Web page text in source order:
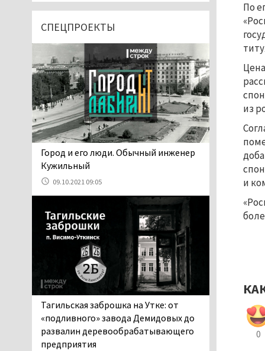
По
из
и
0
В Детской городской
больнице № 3 Нижнего
обвинения родителей, которые
заявили, что их дочь в палате
покусала бельевая вошь
06.08.2026 13:02
В Нижнем Тагиле на три
дня запретят
электросамокаты
вошь». Родители 10-
пожаловались на кровососущих
паразитов, которые искусали их
ребёнка в детской больнице
Нижнего Тагила
05.08.2026 17:59
Директора уральского
предприятия по
производству дронов
«Упырь» подорвали в автомобиле
под Екатеринбургом
05.08.2026 17:05
СПЕЦПРОЕКТЫ
​​​​​​​Город и его люди. Обычный инженер
Кужильный
09.10.2021 09:05
Тагильская заброшка на Утке: от
«подливного» завода Демидовых до
развалин деревообрабатывающего
предприятия